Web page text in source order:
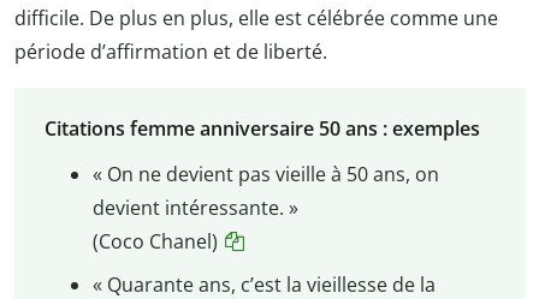
difficile. De plus en plus, elle est célébrée comme une
période d’affirmation et de liberté.
Citations femme anniversaire 50 ans : exemples
« On ne devient pas vieille à 50 ans, on
devient intéressante. »
(Coco Chanel)
« Quarante ans, c’est la vieillesse de la